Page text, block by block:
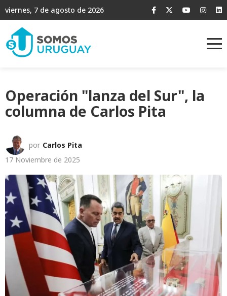
viernes, 7 de agosto de 2026
Operación "lanza del Sur", la
columna de Carlos Pita
por Carlos Pita
17 Noviembre de 2025